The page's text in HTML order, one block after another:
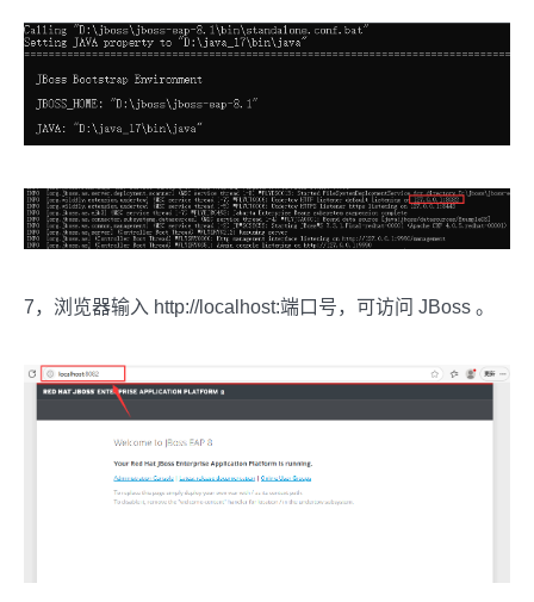
7，浏览器输入 http://localhost:端口号，可访问 JBoss 。